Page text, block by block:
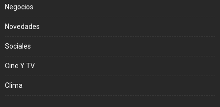
Negocios
Novedades
Sociales
Cine Y TV
Clima